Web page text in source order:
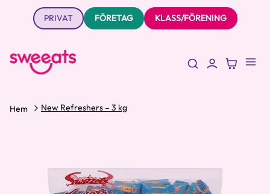
PRIVAT FÖRETAG KLASS/FÖRENING
Hem New Refreshers – 3 kg